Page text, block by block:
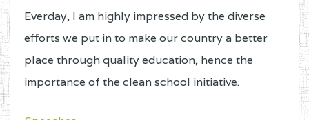
Everday, I am highly impressed by the diverse
efforts we put in to make our country a better
place through quality education, hence the
importance of the clean school initiative.